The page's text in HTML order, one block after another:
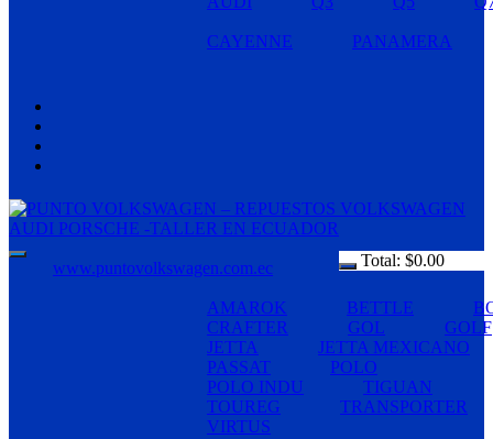
CAYENNE PANAMERA
Total: $0.00
www.puntovolkswagen.com.ec
AMAROK BETTLE
CRAFTER
GOL
GOLF
JETTA
JETTA MEXICANO
PASSAT
POLO
POLO INDU
TIGUAN
TOUREG
TRANSPORTER
VIRTUS